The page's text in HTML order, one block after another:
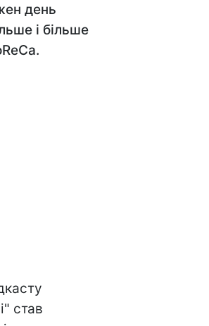
день
і більше
став